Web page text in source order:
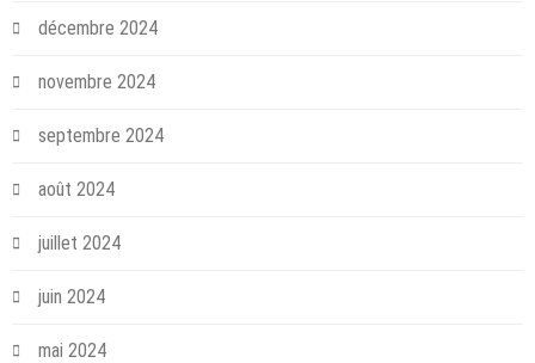
décembre 2024
novembre 2024
septembre 2024
août 2024
juillet 2024
juin 2024
mai 2024